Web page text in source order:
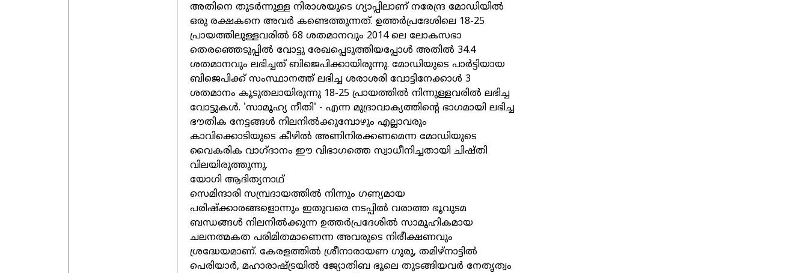
അതിനെ തുടര്‍ന്നുള്ള നിരാശയുടെ ഗ്യാപ്പിലാണ് നരേന്ദ്ര മോഡിയില്‍
ഒരു രക്ഷകനെ അവര്‍ കണ്ടെത്തുന്നത്. ഉത്തര്‍പ്രദേശിലെ 18-25
പ്രായത്തിലുള്ളവരില്‍ 68 ശതമാനവും 2014 ലെ ലോകസഭാ
തെരഞ്ഞെടുപ്പില്‍ വോട്ടു രേഖപ്പെടുത്തിയപ്പോള്‍ അതില്‍ 34.4
ശതമാനവും ലഭിച്ചത് ബിജെപിക്കായിരുന്നു. മോഡിയുടെ പാര്‍ട്ടിയായ
ബിജെപിക്ക് സംസ്ഥാനത്ത് ലഭിച്ച ശരാശരി വോട്ടിനേക്കാള്‍ 3
ശതമാനം കൂടുതലായിരുന്നു 18-25 പ്രായത്തില്‍ നിന്നുള്ളവരില്‍ ലഭിച്ച
വോട്ടുകള്‍. 'സാമൂഹ്യ നീതി' - എന്ന മുദ്രാവാക്യത്തിന്റെ ഭാഗമായി ലഭിച്ച
ഭൗതിക നേട്ടങ്ങള്‍ നിലനില്‍ക്കുമ്പോഴും എല്ലാവരും
കാവിക്കൊടിയുടെ കീഴില്‍ അണിനിരക്കണമെന്ന മോഡിയുടെ
വൈകരിക വാഗ്ദാനം ഈ വിഭാഗത്തെ സ്വാധീനിച്ചതായി ചിഷ്തി
വിലയിരുത്തുന്നു.
യോഗി ആദിത്യനാഥ്
സെമിന്ദാരി സമ്പ്രദായത്തില്‍ നിന്നും ഗണ്യമായ
പരിഷ്‌ക്കാരങ്ങളൊന്നും ഇതുവരെ നടപ്പില്‍ വരാത്ത ഭൂവുടമ
ബന്ധങ്ങള്‍ നിലനില്‍ക്കുന്ന ഉത്തര്‍പ്രദേശില്‍ സാമൂഹികമായ
ചലനത്മകത പരിമിതമാണെന്ന അവരുടെ നിരീക്ഷണവും
ശ്രദ്ധേയമാണ്. കേരളത്തില്‍ ശ്രീനാരായണ ഗുരു, തമിഴ്‌നാട്ടില്‍
പെരിയാര്‍, മഹാരാഷ്ട്രയില്‍ ജ്യോതിബ ഭൂലെ തുടങ്ങിയവര്‍ നേതൃത്വം